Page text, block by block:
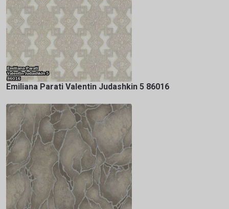
Emiliana Parati Valentin Judashkin 5 86016